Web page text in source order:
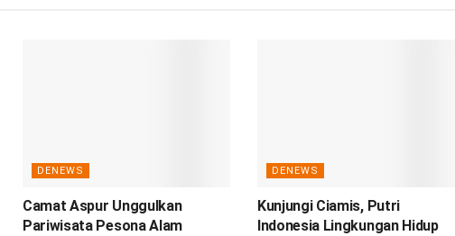
DENEWS
Camat Aspur Unggulkan
Pariwisata Pesona Alam
DENEWS
Kunjungi Ciamis, Putri
Indonesia Lingkungan Hidup